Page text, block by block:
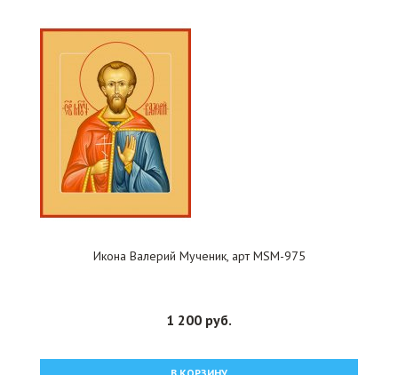
Икона Валерий Мученик, арт MSM-975
1 200 руб.